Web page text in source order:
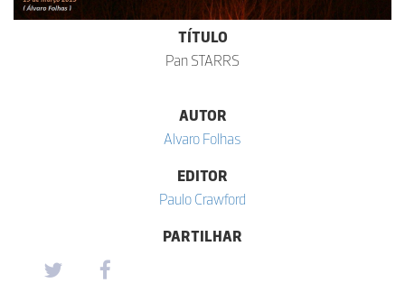
TÍTULO
Pan STARRS
AUTOR
Alvaro Folhas
EDITOR
Paulo Crawford
PARTILHAR